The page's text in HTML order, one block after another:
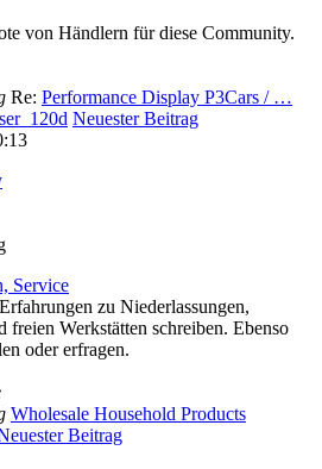
von Händlern für diese Community.
Re: Performance Display P3Cars / …
Neuester Beitrag
Service
zu Niederlassungen,
freien Werkstätten schreiben. Ebenso
oder erfragen.
Wholesale Household Products
Beitrag